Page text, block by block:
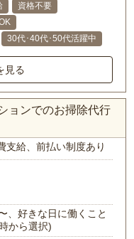
資格不要
30代･40代･50代活躍中
見る
ョンでのお掃除代行
支給、前払い制度あり
、好きな日に働くこと
から選択)